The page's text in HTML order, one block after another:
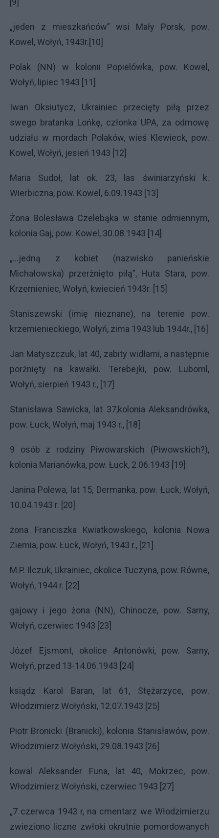
„jeden z mieszkańców” wsi Mały Porsk, pow.
Kowel, Wołyń, 1943r.[10]
Polak (NN) w kolonii Popielówka, pow. Kowel,
Wołyń, lipiec 1943 [11]
Iwan Oksiutycz, Ukrainiec przecięty piłą przez
swego bratanka Lońkę, członka UPA, za odmowę
udziału w mordach Polaków, wieś Klewieck, pow.
Kowel, Wołyń, jesień 1943 [12]
Maria Sudoł, lat ok. 23, las świniarzyński k.
Wierbiczna, pow. Kowel, 6.09.1943 [13]
Żona Bolesława Czelebąka w stanie odmiennym,
kolonia Gaj, pow. Kowel, 30.08.1943 [14]
„...jedną z kobiet (nazwisko panieńskie
Michałowska) przerżnięto piłą”, Huta Stara, pow.
Krzemieniec, Wołyń, kwiecień 1943r. [15]
Staniszewski (imię nieznane), na terenie pow.
krzemienieckiego, Wołyń, zima 1943 lub 1944r., [16]
Jan Matyszczuk, lat 40, zabity widłami, a następnie
porżnięty na kawałki. Terebejki, pow. Luboml,
Wołyń, sierpień 1943 r., [17]
Stanisława Sawicka, lat 37,kolonia Aleksandrówka,
pow. Łuck, Wołyń, maj 1943 r., [18]
9 osób z rodziny Piwowarskich (Piwowskich?),
kolonia Marianówka, pow. Łuck, 2.06.1943 [19]
Janina Polewa, lat 15, Dermanka, pow. Łuck, Wołyń,
10.04.1943 r. [20]
żona Franciszka Kwiatkowskiego, kolonia Nowa
Ziemia, pow. Łuck, Wołyń, 1943 r., [21]
M.P. Ilczuk, Ukrainiec, okolice Tuczyna, pow. Równe,
Wołyń, 1944 r. [22]
gajowy i jego żona (NN), Chinocze, pow. Sarny,
Wołyń, czerwiec 1943 [23]
Józef Ejsmont, okolice Antonówki, pow. Sarny,
Wołyń, przed 13-14.06.1943 [24]
ksiądz Karol Baran, lat 61, Stężarzyce, pow.
Włodzimierz Wołyński, 12.07.1943 [25]
Piotr Bronicki (Branicki), kolonia Stanisławów, pow.
Włodzimierz Wołyński, 29.08.1943 [26]
kowal Aleksander Funa, lat 40, Mokrzec, pow.
Włodzimierz Wołyński, czerwiec 1943 [27]
„7 czerwca 1943 r, na cmentarz we Włodzimierzu
zwieziono liczne zwłoki okrutnie pomordowanych